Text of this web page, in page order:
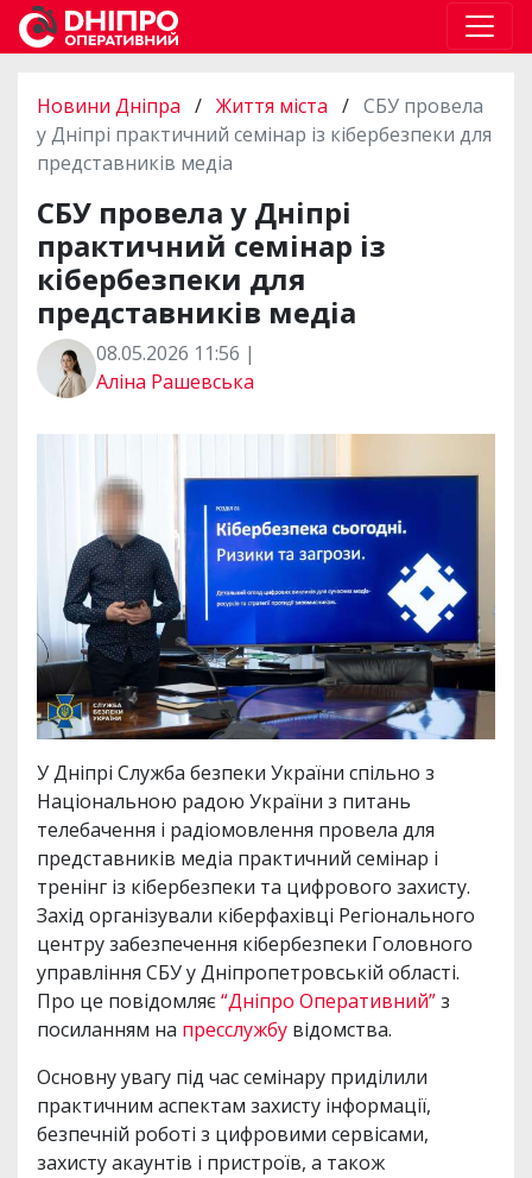
Новини Дніпра / Життя міста / СБУ провела
у Дніпрі практичний семінар із кібербезпеки для
представників медіа
СБУ провела у Дніпрі
практичний семінар із
кібербезпеки для
представників медіа
08.05.2026 11:56 |
Аліна Рашевська
У Дніпрі Служба безпеки України спільно з
Національною радою України з питань
телебачення і радіомовлення провела для
представників медіа практичний семінар і
тренінг із кібербезпеки та цифрового захисту.
Захід організували кіберфахівці Регіонального
центру забезпечення кібербезпеки Головного
управління СБУ у Дніпропетровській області.
Про це повідомляє“Дніпро Оперативний”з
посиланням на пресслужбу відомства.
Основну увагу під час семінару приділили
практичним аспектам захисту інформації,
безпечній роботі з цифровими сервісами,
захисту акаунтів і пристроїв, а також